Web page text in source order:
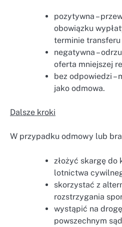
pozytywna –
obowiązku
terminie transferu
negatywna –
oferta mniejszej
bez odpowiedzi –
jako odmowa.
Dalsze kroki
W przypadku odmowy lub
złożyć skargę do
lotnictwa
skorzystać z
rozstrzygania
wystąpić na
powszechnym